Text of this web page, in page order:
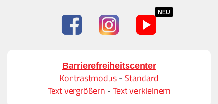
NEU
Barrierefreiheitscenter
Kontrastmodus- Standard
Text vergrößern -Text verkleinern